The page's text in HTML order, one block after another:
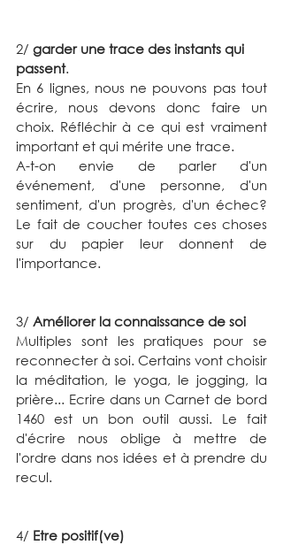
2/ garder une trace des instants qui
passent.
En 6 lignes, nous ne pouvons pas tout
écrire, nous devons donc faire un
choix. Réfléchir à ce qui est vraiment
important et qui mérite une trace.
A-t-on envie de parler d'un
événement, d'une personne, d'un
sentiment, d'un progrès, d'un échec?
Le fait de coucher toutes ces choses
sur du papier leur donnent de
l'importance.
3/ Améliorer la connaissance de soi
Multiples sont les pratiques pour se
reconnecter à soi. Certains vont choisir
la méditation, le yoga, le jogging, la
prière... Ecrire dans un Carnet de bord
1460 est un bon outil aussi. Le fait
d'écrire nous oblige à mettre de
l'ordre dans nos idées et à prendre du
recul.
4/ Etre positif(ve)